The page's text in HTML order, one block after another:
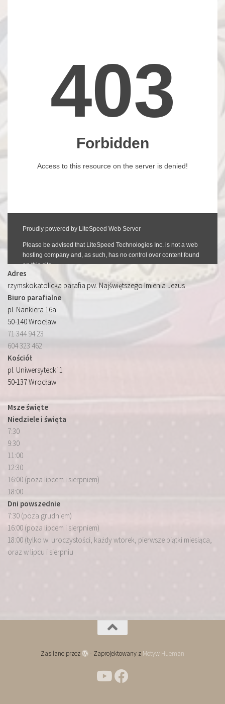
Adres
rzymskokatolicka parafia pw. Najświętszego Imienia Jezus
Biuro parafialne
pl. Nankiera 16a
50-140 Wrocław
71 344 94 23
604 323 462
Kościół
pl. Uniwersytecki 1
50-137 Wrocław
Msze święte
Niedziele i święta
7:30
9:30
11:00
12:30
16:00 (poza lipcem i sierpniem)
18:00
Dni powszednie
7:30 (poza grudniem)
16:00 (poza lipcem i sierpniem)
18:00 (tylko w: uroczystości, każdy wtorek, pierwsze piątki miesiąca,
oraz w lipcu i sierpniu
Zasilane przez - Zaprojektowany z Motyw Hueman